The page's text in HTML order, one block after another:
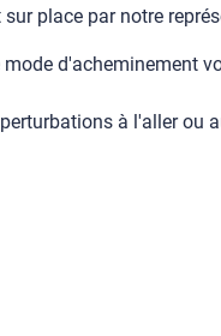
place par notre
d'acheminement
à l'aller ou